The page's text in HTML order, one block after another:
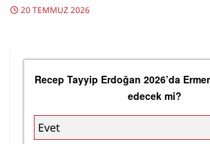
20 TEMMUZ 2026
Recep Tayyip Erdoğan 2026’da
edecek mi?
Evet